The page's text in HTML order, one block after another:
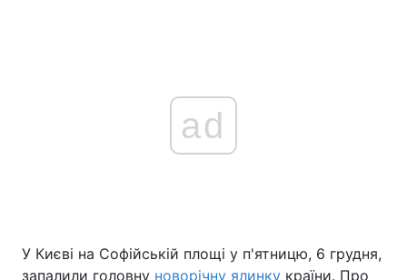
ad
У Києві на Софійській площі у п'ятницю, 6 грудня,
запалили головну новорічну ялинку країни. Про